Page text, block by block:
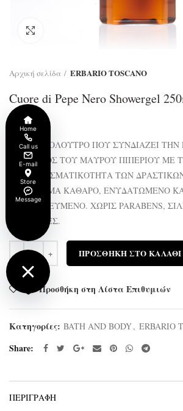
Αρχική σελίδα ERBARIO TOSCANO
Cuore di Pepe Nero Showergel
22.00
ΕΝΑ ΑΦΡΟΛΟΥΤΡΟ ΠΟΥ ΣΥΝΔΙΑΖΕΙ
ΑΡΩΜΑΤΟΣ ΤΟΥ ΜΑΥΡΟΥ ΠΙΠΕΡΙΟΥ ΜΕ
ΑΠΟΤΕΛΕΣΜΑΤΙΚΟΤΗΤΑ ΤΩΝ
ΤΟΥ. ΔΕΡΜΑ ΚΑΘΑΡΟ, ΕΝΥΔΑΤΩΜΕΝΟ
ΠΡΟΣΤΑΤΕΥΜΕΝΟ. ΧΩΡΙΣ PARABENS,
ΧΡΩΣΤΙΚΕΣ.
ΠΡΟΣΘΉΚΗ ΣΤΟ ΚΑΛΆΘΙ
Προσθήκη στη Λίστα Επιθυμιών
Κατηγορίες: BATH AND BODY, ERBARIO
Share
ΠΕΡΙΓΡΑΦΉ
Home
Call us
E-mail
Store
Message